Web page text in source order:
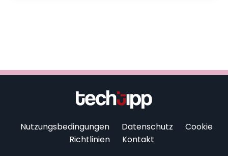
Nutzungsbedingungen Datenschutz
Cookie
Richtlinien
Kontakt